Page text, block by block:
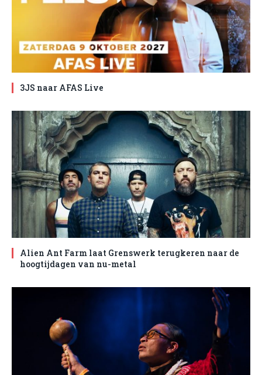
3JS naar AFAS Live
Alien Ant Farm laat Grenswerk terugkeren naar de
hoogtijdagen van nu-metal